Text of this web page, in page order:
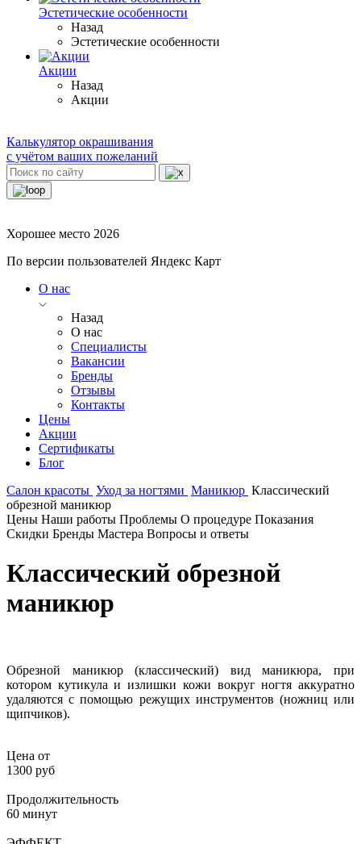
Эстетические особенности
Назад
Эстетические особенности
Акции
Назад
Акции
Калькулятор окрашивания
с учётом ваших пожеланий
Хорошее место 2026
По версии пользователей Яндекс Карт
О нас
Назад
О нас
Специалисты
Вакансии
Бренды
Отзывы
Контакты
Цены
Акции
Сертификаты
Блог
Салон красоты Уход за ногтями Маникюр Классический
обрезной маникюр
Цены Наши работы Проблемы О процедуре Показания
Скидки Бренды Мастера Вопросы и ответы
Классический обрезной
маникюр
Обрезной маникюр (классический) вид маникюра, при
котором кутикула и излишки кожи вокруг ногтя аккуратно
удаляются с помощью режущих инструментов (ножниц или
щипчиков).
Цена от
1300 руб
Продолжительность
60 минут